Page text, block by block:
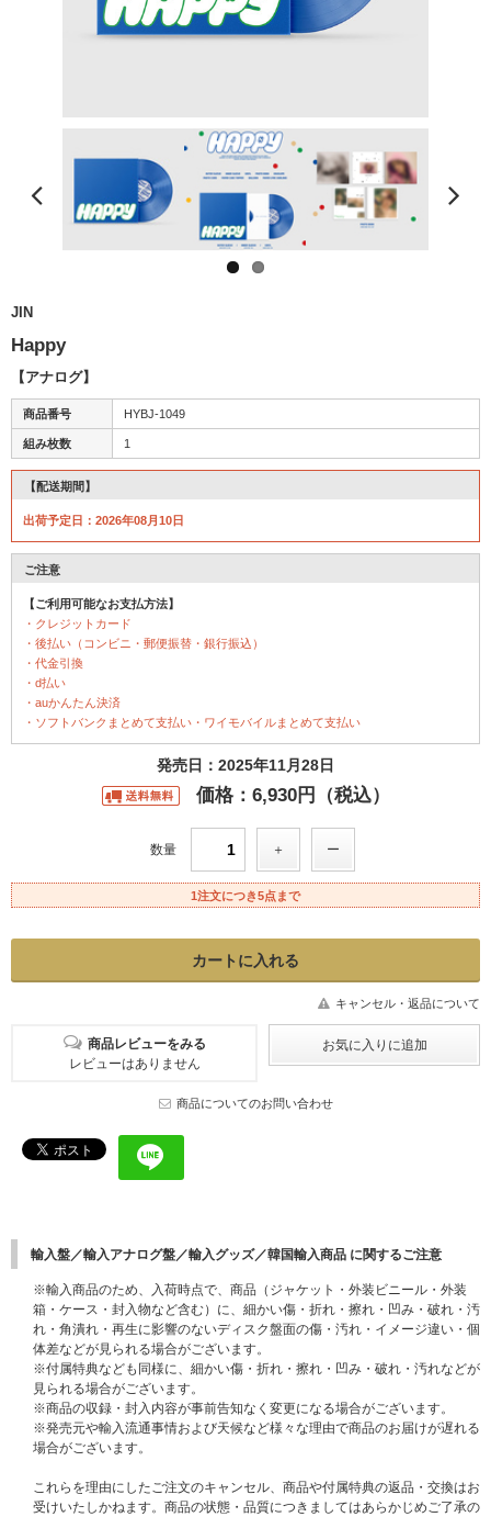
JIN
Happy
【アナログ】
商品番号 HYBJ-1049
組み枚数 1
【配送期間】
出荷予定日：2026年08月10日
ご注意
【ご利用可能なお支払方法】
・クレジットカード
・後払い（コンビニ・郵便振替・銀行振込）
・代金引換
・d払い
・auかんたん決済
・ソフトバンクまとめて支払い・ワイモバイルまとめて支払い
発売日：2025年11月28日
価格：6,930円（税込）
数量
1注文につき5点まで
キャンセル・返品について
商品レビューをみる
レビューはありません
商品についてのお問い合わせ
輸入盤／輸入アナログ盤／輸入グッズ／韓国輸入商品 に関するご注意
※輸入商品のため、入荷時点で、商品（ジャケット・外装ビニール・外装
箱・ケース・封入物など含む）に、細かい傷・折れ・擦れ・凹み・破れ・汚
れ・角潰れ・再生に影響のないディスク盤面の傷・汚れ・イメージ違い・個
体差などが見られる場合がございます。
※付属特典なども同様に、細かい傷・折れ・擦れ・凹み・破れ・汚れなどが
見られる場合がございます。
※商品の収録・封入内容が事前告知なく変更になる場合がございます。
※発売元や輸入流通事情および天候など様々な理由で商品のお届けが遅れる
場合がございます。
これらを理由にしたご注文のキャンセル、商品や付属特典の返品・交換はお
受けいたしかねます。商品の状態・品質につきましてはあらかじめご了承の